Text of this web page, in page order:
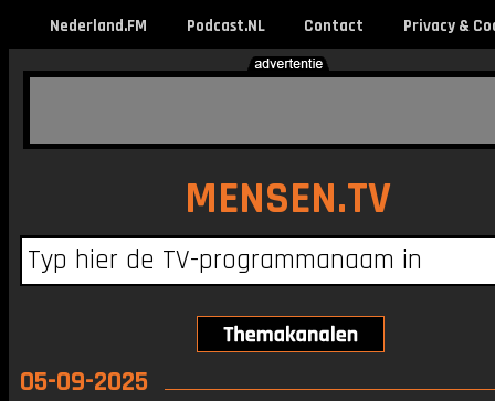
Nederland.FM Podcast.NL Contact Privacy &
MENSEN.TV
05-09-2025